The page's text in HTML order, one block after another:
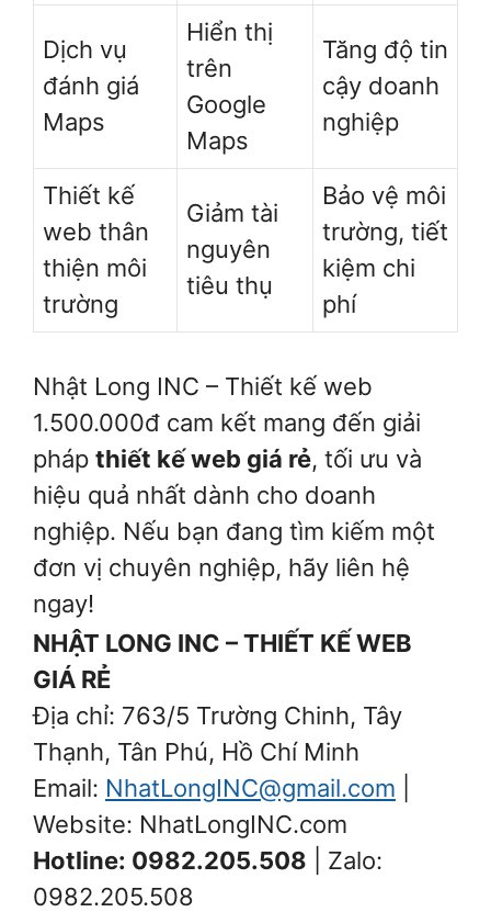
Dịch vụ
đánh giá
Maps
Hiển thị
trên
Google
Maps
Tăng độ tin
cậy doanh
nghiệp
Thiết kế
web thân
thiện môi
trường
Giảm tài
nguyên
tiêu thụ
Bảo vệ môi
trường, tiết
kiệm chi
phí
Nhật Long INC – Thiết kế web
1.500.000đ cam kết mang đến giải
pháp thiết kế web giá rẻ, tối ưu và
hiệu quả nhất dành cho doanh
nghiệp. Nếu bạn đang tìm kiếm một
đơn vị chuyên nghiệp, hãy liên hệ
ngay!
NHẬT LONG INC – THIẾT KẾ WEB
GIÁ RẺ
Địa chỉ: 763/5 Trường Chinh, Tây
Thạnh, Tân Phú, Hồ Chí Minh
Email: NhatLongINC@gmail.com
Website: NhatLongINC.com
Hotline: 0982.205.508 | Zalo:
0982.205.508